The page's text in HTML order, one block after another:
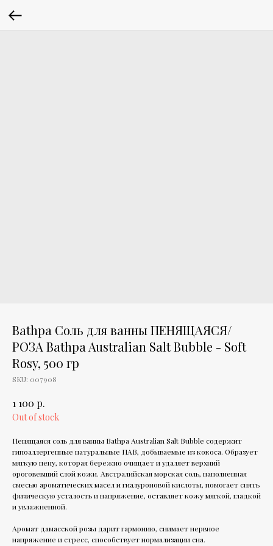
Bathpa Соль для ванны ПЕНЯЩАЯСЯ/
РОЗА Bathpa Australian Salt Bubble - Soft
Rosy, 500 гр
SKU: 007908
1 100 р.
Out of stock
Пенящаяся соль для ванны Bathpa Australian Salt Bubble содержит
гипоаллергенные натуральные ПАВ, добываемые из кокоса. Образует
мягкую пену, которая бережно очищает и удаляет верхний
ороговевший слой кожи. Австралийская морская соль, наполненная
смесью ароматических масел и гиалуроновой кислоты, помогает снять
физическую усталость и напряжение, оставляет кожу мягкой, гладкой
и увлажненной.
Аромат дамасской розы дарит гармонию, снимает нервное
напряжение и стресс, способствует нормализации сна.